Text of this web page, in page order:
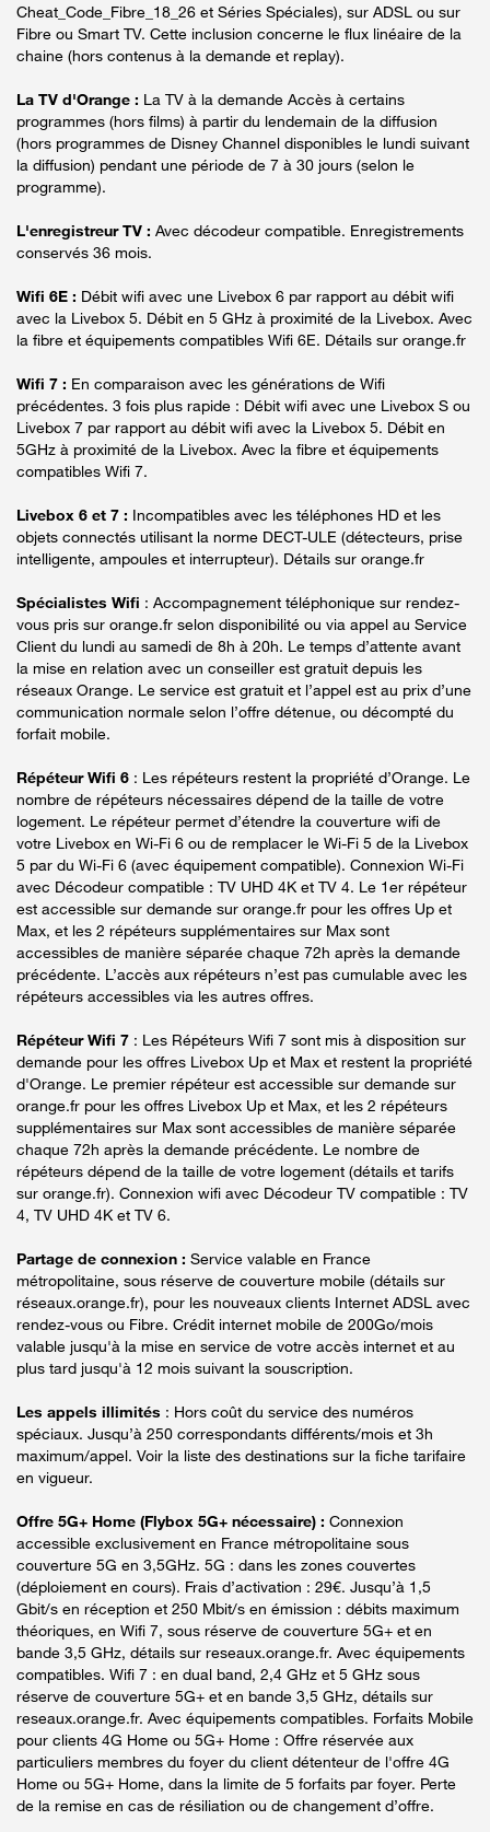
Cheat_Code_Fibre_18_26 et Séries Spéciales), sur ADSL ou sur
Fibre ou Smart TV. Cette inclusion concerne le flux linéaire de la
chaine (hors contenus à la demande et replay).
La TV d'Orange : La TV à la demande Accès à certains
programmes (hors films) à partir du lendemain de la diffusion
(hors programmes de Disney Channel disponibles le lundi suivant
la diffusion) pendant une période de 7 à 30 jours (selon le
programme).
L'enregistreur TV : Avec décodeur compatible. Enregistrements
conservés 36 mois.
Wifi 6E : Débit wifi avec une Livebox 6 par rapport au débit wifi
avec la Livebox 5. Débit en 5 GHz à proximité de la Livebox. Avec
la fibre et équipements compatibles Wifi 6E. Détails sur orange.fr
Wifi 7 : En comparaison avec les générations de Wifi
précédentes. 3 fois plus rapide : Débit wifi avec une Livebox S ou
Livebox 7 par rapport au débit wifi avec la Livebox 5. Débit en
5GHz à proximité de la Livebox. Avec la fibre et équipements
compatibles Wifi 7.
Livebox 6 et 7 : Incompatibles avec les téléphones HD et les
objets connectés utilisant la norme DECT-ULE (détecteurs, prise
intelligente, ampoules et interrupteur). Détails sur orange.fr
Spécialistes Wifi : Accompagnement téléphonique sur rendez-
vous pris sur orange.fr selon disponibilité ou via appel au Service
Client du lundi au samedi de 8h à 20h. Le temps d’attente avant
la mise en relation avec un conseiller est gratuit depuis les
réseaux Orange. Le service est gratuit et l’appel est au prix d’une
communication normale selon l’offre détenue, ou décompté du
forfait mobile.
Répéteur Wifi 6 : Les répéteurs restent la propriété d’Orange. Le
nombre de répéteurs nécessaires dépend de la taille de votre
logement. Le répéteur permet d’étendre la couverture wifi de
votre Livebox en Wi-Fi 6 ou de remplacer le Wi-Fi 5 de la Livebox
5 par du Wi-Fi 6 (avec équipement compatible). Connexion Wi-Fi
avec Décodeur compatible : TV UHD 4K et TV 4. Le 1er répéteur
est accessible sur demande sur orange.fr pour les offres Up et
Max, et les 2 répéteurs supplémentaires sur Max sont
accessibles de manière séparée chaque 72h après la demande
précédente. L’accès aux répéteurs n’est pas cumulable avec les
répéteurs accessibles via les autres offres.
Répéteur Wifi 7 : Les Répéteurs Wifi 7 sont mis à disposition sur
demande pour les offres Livebox Up et Max et restent la propriété
d'Orange. Le premier répéteur est accessible sur demande sur
orange.fr pour les offres Livebox Up et Max, et les 2 répéteurs
supplémentaires sur Max sont accessibles de manière séparée
chaque 72h après la demande précédente. Le nombre de
répéteurs dépend de la taille de votre logement (détails et tarifs
sur orange.fr). Connexion wifi avec Décodeur TV compatible : TV
4, TV UHD 4K et TV 6.
Partage de connexion : Service valable en France
métropolitaine, sous réserve de couverture mobile (détails sur
réseaux.orange.fr), pour les nouveaux clients Internet ADSL avec
rendez-vous ou Fibre. Crédit internet mobile de 200Go/mois
valable jusqu'à la mise en service de votre accès internet et au
plus tard jusqu'à 12 mois suivant la souscription.
Les appels illimités : Hors coût du service des numéros
spéciaux. Jusqu’à 250 correspondants différents/mois et 3h
maximum/appel. Voir la liste des destinations sur la fiche tarifaire
en vigueur.
Offre 5G+ Home (Flybox 5G+ nécessaire) : Connexion
accessible exclusivement en France métropolitaine sous
couverture 5G en 3,5GHz. 5G : dans les zones couvertes
(déploiement en cours). Frais d’activation : 29€. Jusqu’à 1,5
Gbit/s en réception et 250 Mbit/s en émission : débits maximum
théoriques, en Wifi 7, sous réserve de couverture 5G+ et en
bande 3,5 GHz, détails sur reseaux.orange.fr. Avec équipements
compatibles. Wifi 7 : en dual band, 2,4 GHz et 5 GHz sous
réserve de couverture 5G+ et en bande 3,5 GHz, détails sur
reseaux.orange.fr. Avec équipements compatibles. Forfaits Mobile
pour clients 4G Home ou 5G+ Home : Offre réservée aux
particuliers membres du foyer du client détenteur de l'offre 4G
Home ou 5G+ Home, dans la limite de 5 forfaits par foyer. Perte
de la remise en cas de résiliation ou de changement d’offre.